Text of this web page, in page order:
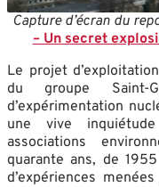
Capture d’écran du
– Un secret
Le projet
du groupe Saint-
d’expérimentation
une vive
associations
quarante ans, de
d’expériences